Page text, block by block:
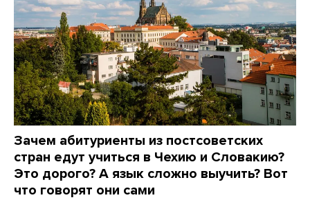
Зачем абитуриенты из постсоветских
стран едут учиться в Чехию и Словакию?
Это дорого? А язык сложно выучить? Вот
что говорят они сами